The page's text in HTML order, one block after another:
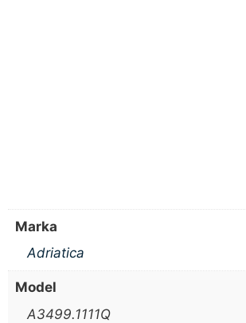
Marka
Adriatica
Model
A3499.1111Q